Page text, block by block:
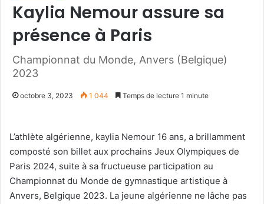
Kaylia Nemour assure sa
présence à Paris
Championnat du Monde, Anvers (Belgique)
2023
octobre 3, 2023 1 044 Temps de lecture 1 minute
L’athlète algérienne, kaylia Nemour 16 ans, a brillamment
composté son billet aux prochains Jeux Olympiques de
Paris 2024, suite à sa fructueuse participation au
Championnat du Monde de gymnastique artistique à
Anvers, Belgique 2023. La jeune algérienne ne lâche pas